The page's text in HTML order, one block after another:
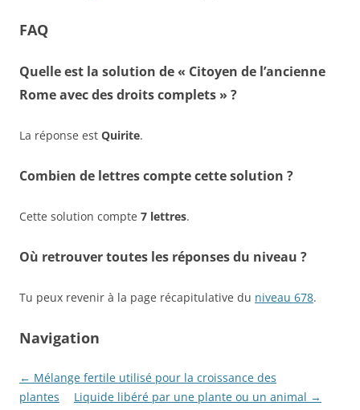
FAQ
Quelle est la solution de « Citoyen de l’ancienne
Rome avec des droits complets » ?
La réponse est Quirite.
Combien de lettres compte cette solution ?
Cette solution compte 7 lettres.
Où retrouver toutes les réponses du niveau ?
Tu peux revenir à la page récapitulative du niveau 678.
Navigation
← Mélange fertile utilisé pour la croissance des
plantes
Liquide libéré par une plante ou un animal →